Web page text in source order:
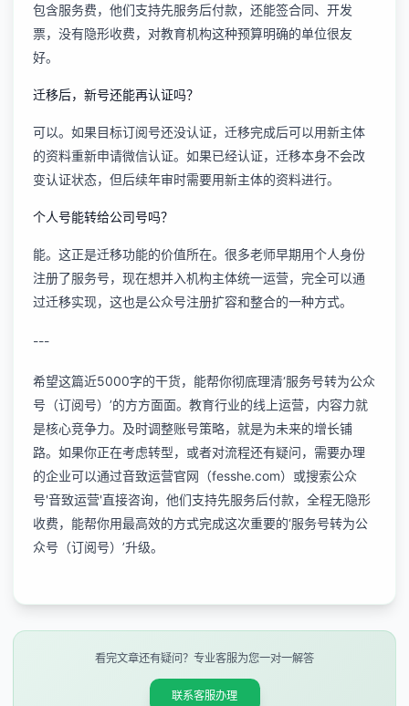
包含服务费，他们支持先服务后付款，还能签合同、开发
票，没有隐形收费，对教育机构这种预算明确的单位很友
好。
迁移后，新号还能再认证吗？
可以。如果目标订阅号还没认证，迁移完成后可以用新主体
的资料重新申请微信认证。如果已经认证，迁移本身不会改
变认证状态，但后续年审时需要用新主体的资料进行。
个人号能转给公司号吗？
能。这正是迁移功能的价值所在。很多老师早期用个人身份
注册了服务号，现在想并入机构主体统一运营，完全可以通
过迁移实现，这也是公众号注册扩容和整合的一种方式。
---
希望这篇近5000字的干货，能帮你彻底理清‘服务号转为公众
号（订阅号）’的方方面面。教育行业的线上运营，内容力就
是核心竞争力。及时调整账号策略，就是为未来的增长铺
路。如果你正在考虑转型，或者对流程还有疑问，需要办理
的企业可以通过音致运营官网（fesshe.com）或搜索公众
号'音致运营'直接咨询，他们支持先服务后付款，全程无隐形
收费，能帮你用最高效的方式完成这次重要的‘服务号转为公
众号（订阅号）’升级。
看完文章还有疑问？专业客服为您一对一解答
联系客服办理